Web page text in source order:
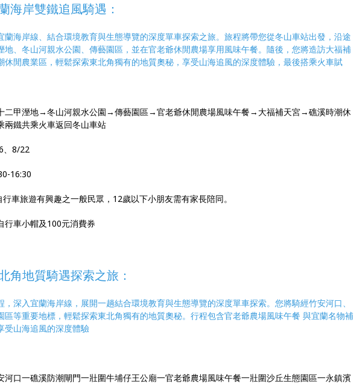
海岸雙鐵追風騎遇：
蘭海岸線、結合環境教育與生態導覽的深度單車探索之旅。旅程將帶您從冬山車站出發，沿途
地、冬山河親水公園、傳藝園區，並在官老爺休閒農場享用風味午餐。隨後，您將造訪大福補
休閒農業區，輕鬆探索東北角獨有的地質奧秘，享受山海追風的深度體驗，最後搭乘火車賦
二甲溼地→冬山河親水公園→傳藝園區→官老爺休閒農場風味午餐→大福補天宮→礁溪時潮休
鐵共乘火車返回冬山車站
、8/22
16:30
車旅遊有興趣之一般民眾，12歲以下小朋友需有家長陪同。
行車小帽及100元消費券
角地質騎遇探索之旅：
，深入宜蘭海岸線，展開一趟結合環境教育與生態導覽的深度單車探索。您將騎經竹安河口、
區等重要地標，輕鬆探索東北角獨有的地質奧秘。行程包含官老爺農場風味午餐 與宜蘭名物補
受山海追風的深度體驗
河口一礁溪防潮閘門一壯圍牛埔仔王公廟一官老爺農場風味午餐一壯圍沙丘生態園區一永鎮濱